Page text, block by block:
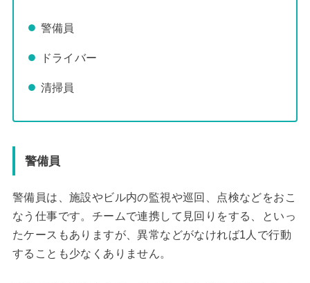
警備員
ドライバー
清掃員
警備員
警備員は、施設やビル内の監視や巡回、点検などをおこ
なう仕事です。チームで連携して見回りをする、といっ
たケースもありますが、異常などがなければ1人で行動
することも少なくありません。